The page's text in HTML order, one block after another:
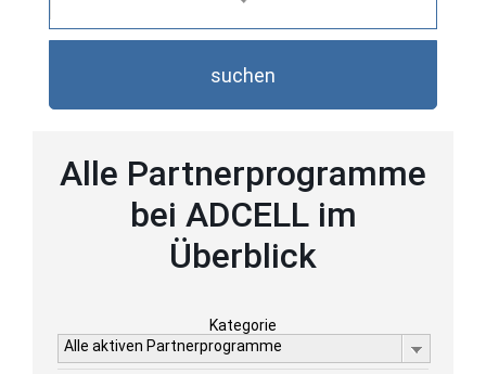
suchen
Alle Partnerprogramme
bei ADCELL im
Überblick
Kategorie
Alle aktiven Partnerprogramme